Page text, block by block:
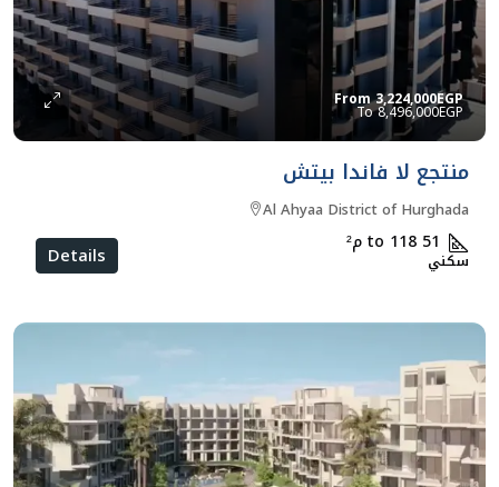
From3,224,000EGP
8,496,000EGP
منتجع لا فاندا بيتش
Al Ahyaa District of Hurghada
51 to 118 م²
سكني Details